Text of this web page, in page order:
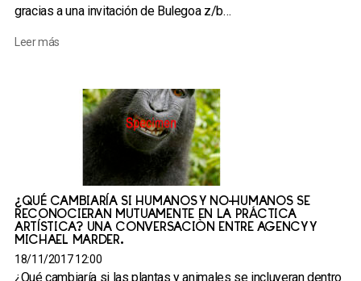
gracias a una invitación de Bulegoa z/b…
Leer más
¿QUÉ CAMBIARÍA SI HUMANOS Y NO-HUMANOS SE
RECONOCIERAN MUTUAMENTE EN LA PRÁCTICA
ARTÍSTICA? UNA CONVERSACIÓN ENTRE AGENCY Y
MICHAEL MARDER.
18/11/2017 12:00
¿Qué cambiaría si las plantas y animales se incluyeran dentro